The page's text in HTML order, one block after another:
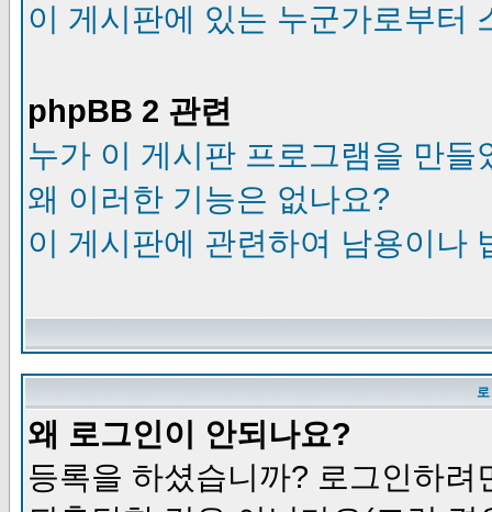
이 게시판에 있는 누군가로부터
phpBB 2 관련
누가 이 게시판 프로그램을 만들
왜 이러한 기능은 없나요?
이 게시판에 관련하여 남용이나
왜 로그인이 안되나요?
등록을 하셨습니까? 로그인하